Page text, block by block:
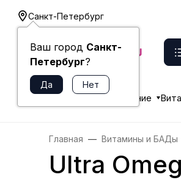
Санкт-Петербург
Ваш город Санкт-
Петербург?
Спортивное питание
Главная Витамины и БАДы
Ultra